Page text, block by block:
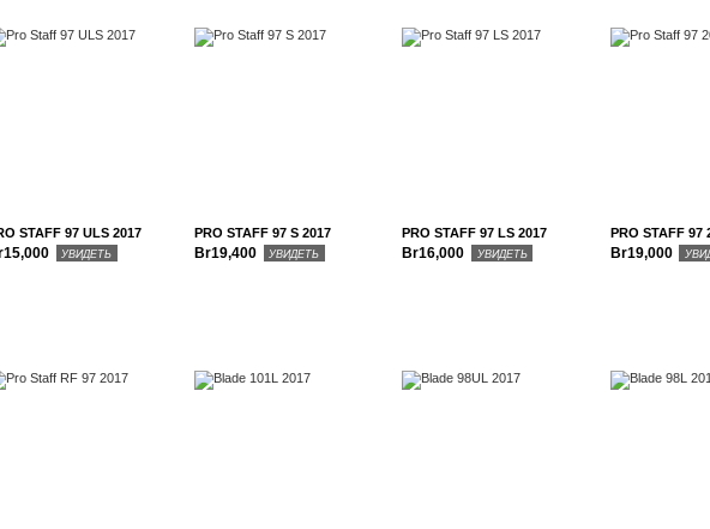
STAFF 97 ULS 2017
УВИДЕТЬ
PRO STAFF 97 S 2017
Br19,400 УВИДЕТЬ
PRO STAFF 97 LS 2017
Br16,000 УВИДЕТЬ
PRO STAFF 97
Br19,000